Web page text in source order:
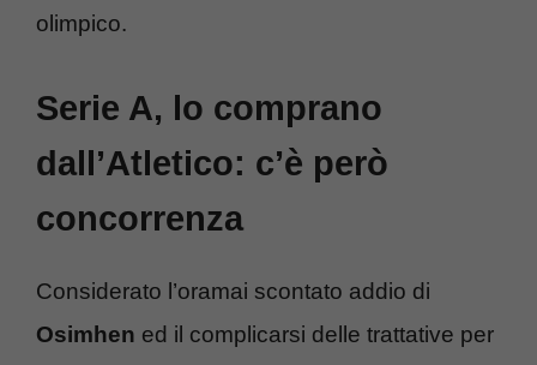
olimpico.
Serie A, lo comprano
dall’Atletico: c’è però
concorrenza
Considerato l’oramai scontato addio di
Osimhen ed il complicarsi delle trattative per